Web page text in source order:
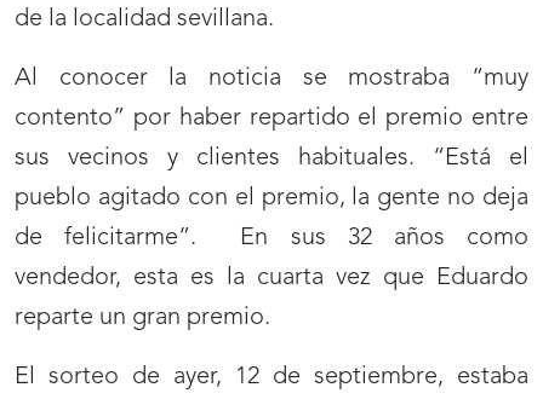
de la localidad sevillana.
Al conocer la noticia se mostraba “muy
contento” por haber repartido el premio entre
sus vecinos y clientes habituales. “Está el
pueblo agitado con el premio, la gente no deja
de felicitarme”. En sus 32 años como
vendedor, esta es la cuarta vez que Eduardo
reparte un gran premio.
El sorteo de ayer, 12 de septiembre, estaba